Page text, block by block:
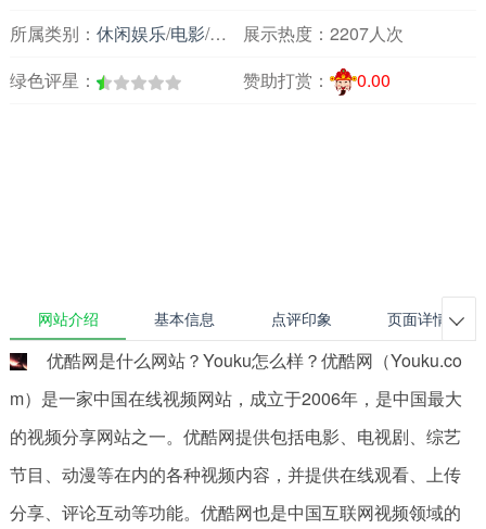
所属类别： 休闲娱乐/电影/电影综合展示热度： 2207人次
绿色评星：
赞助打赏： 0.00
网站介绍 基本信息 点评印象 页面详情 
优酷网是什么网站？Youku怎么样？优酷网（Youku.co
m）是一家中国在线视频网站，成立于2006年，是中国最大
的视频分享网站之一。优酷网提供包括电影、电视剧、综艺
节目、动漫等在内的各种视频内容，并提供在线观看、上传
分享、评论互动等功能。优酷网也是中国互联网视频领域的